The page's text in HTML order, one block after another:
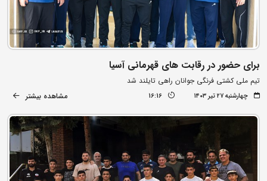
برای حضور در رقابت های قهرمانی آسیا
تیم ملی کشتی فرنگی جوانان راهی تایلند شد
چهارشنبه ۲۷ تیر ۱۴۰۳ 16:16 مشاهده بیشتر